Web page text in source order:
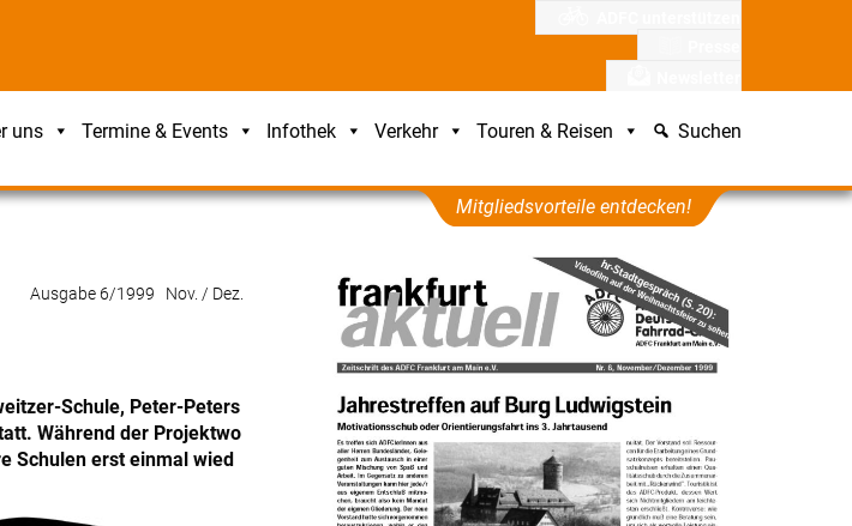
uns Termine & Events Infothek Verkehr Touren & Reisen Suchen
Mitgliedsvorteile entdecken!
Ausgabe 6/1999 Nov. / Dez.
Schule, Peter-Peters
Während der Projektwo
Schulen erst einmal wied